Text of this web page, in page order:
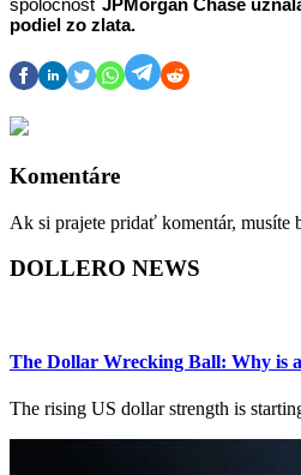
spoločnosť JPMorgan Chase
podiel zo zlata.
Komentáre
Ak si prajete pridať komentár, musíte
DOLLERO NEWS
The Dollar Wrecking Ball: Why is
The rising US dollar strength is